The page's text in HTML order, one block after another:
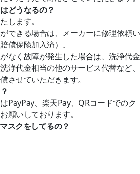
どうなるの？
します。
できる場合は、メーカーに修理依頼い
償保険加入済）。
なく故障が発生した場合は、洗浄代金
浄代金相当の他のサービス代替など、
させていただきます。
PayPay、楽天Pay、QRコードでのク
願いしております。
スクをしてるの？